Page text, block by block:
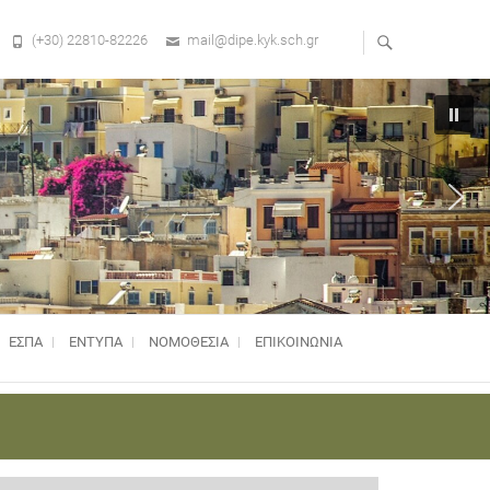
(+30) 22810-82226 mail@dipe.kyk.sch.gr
ΕΣΠΑ ΕΝΤΥΠΑ ΝΟΜΟΘΕΣΊΑ ΕΠΙΚΟΙΝΩΝΙΑ